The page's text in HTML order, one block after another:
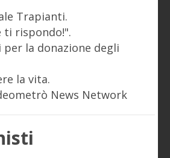
Trapianti.
ti rispondo!".
la donazione degli
la vita.
News Network